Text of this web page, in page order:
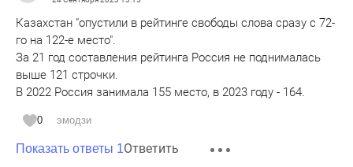
Казахстан "опустили в рейтинге свободы слова сразу с 72-
го на 122-е место".
За 21 год составления рейтинга Россия не поднималась
выше 121 строчки.
В 2022 Россия занимала 155 место, в 2023 году - 164.
0 эмодзи
Показать ответы 1Ответить